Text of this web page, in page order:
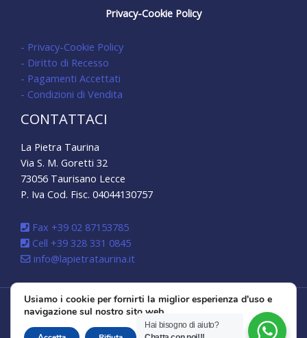
Privacy-Cookie Policy
- Privacy-Cookie Policy
- Diritto di Recesso
- Pagamenti Accettati
- Condizioni di Vendita
CONTATTACI
La Pietra Taurina
Via S. M. Goretti 32
73056 Taurisano Lecce
P. Iva Cod. Fisc. 04044130757
Fax +39 02 87153785
Cell +39 328 331 0845
info@lapietrataurina.it
Copyright © 2026 La Pietra Taurina
Usiamo i cookie per fornirti la miglior esperienza d'uso e
navigazione sul nostro sito web.
CLOSE GDPR
Hai bisogno di aiuto?